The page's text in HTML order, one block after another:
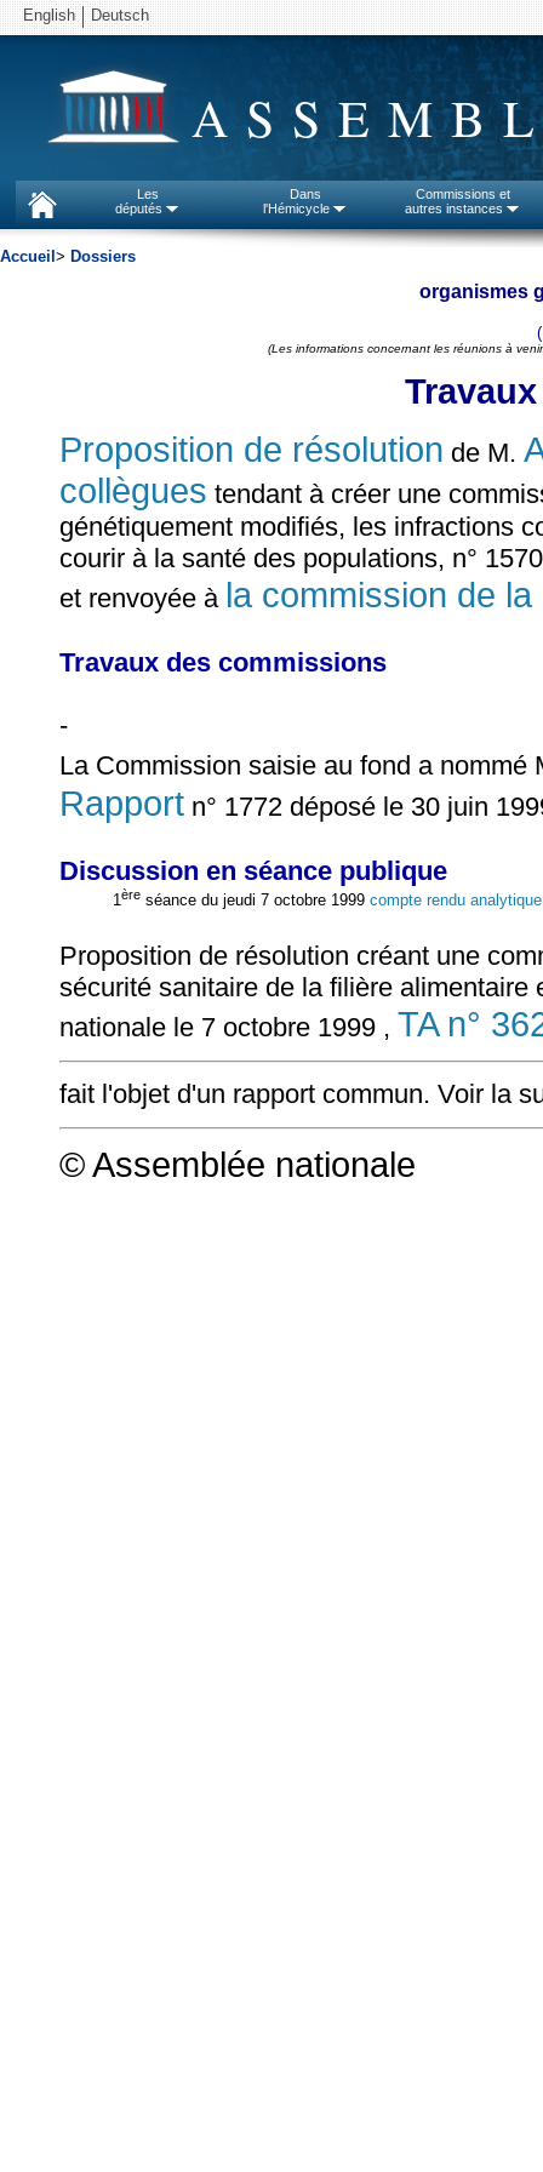
English Deutsch
Les
députés
Dans
l'Hémicycle
Commissions et
autres instances
Accueil > Dossiers
organismes
(Les informations concernant les réunions à
Proposition de résolution de M.
collègues tendant à créer une
génétiquement modifiés, les infractions
courir à la santé des populations, n°
et renvoyée à la commission de
Travaux des commissions
-
La Commission saisie au fond a nommé
Rapport n° 1772 déposé le 30 juin
Discussion en séance publique
1ère séance du jeudi 7 octobre 1999compte rendu analytique
Proposition de résolution créant une
sécurité sanitaire de la filière
nationale le 7 octobre 1999 , TA n°
fait l'objet d'un rapport commun. Voir la
© Assemblée nationale